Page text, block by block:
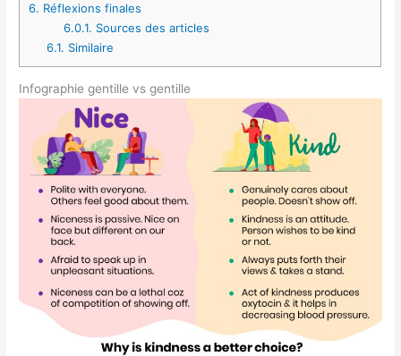
6. Réflexions finales
6.0.1. Sources des articles
6.1. Similaire
Infographie gentille vs gentille